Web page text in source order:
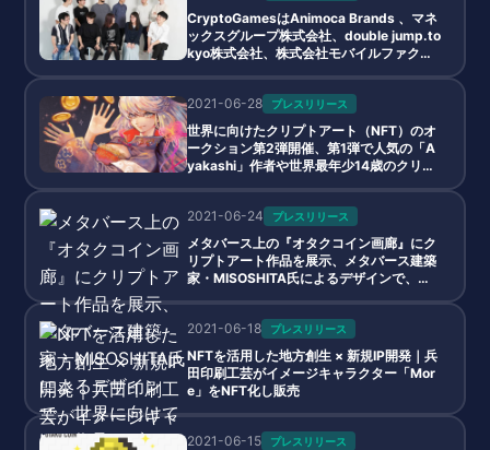
CryptoGamesはAnimoca Brands 、マネ
ックスグループ株式会社、double jump.to
kyo株式会社、株式会社モバイルファクト
2021-06-28
プレスリリース
世界に向けたクリプトアート（NFT）のオ
ークション第2弾開催、第1弾で人気の「A
yakashi」作者や世界最年少14歳のクリプ
2021-06-24
プレスリリース
メタバース上の『オタクコイン画廊』にク
リプトアート作品を展示、メタバース建築
家・MISOSHITA氏によるデザインで、世
2021-06-18
プレスリリース
NFTを活用した地方創生 × 新規IP開発｜兵
田印刷工芸がイメージキャラクター「Mor
e」をNFT化し販売
2021-06-15 プレスリリース